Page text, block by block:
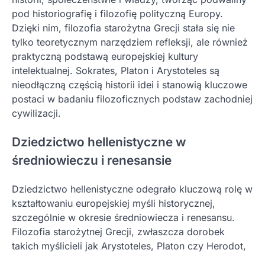
pod historiografię i filozofię polityczną Europy.
Dzięki nim, filozofia starożytna Grecji stała się nie
tylko teoretycznym narzędziem refleksji, ale również
praktyczną podstawą europejskiej kultury
intelektualnej. Sokrates, Platon i Arystoteles są
nieodłączną częścią historii idei i stanowią kluczowe
postaci w badaniu filozoficznych podstaw zachodniej
cywilizacji.
Dziedzictwo hellenistyczne w
średniowieczu i renesansie
Dziedzictwo hellenistyczne odegrało kluczową rolę w
kształtowaniu europejskiej myśli historycznej,
szczególnie w okresie średniowiecza i renesansu.
Filozofia starożytnej Grecji, zwłaszcza dorobek
takich myślicieli jak Arystoteles, Platon czy Herodot,